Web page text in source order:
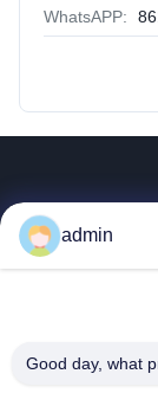
WhatsAPP:
admin
Good day, what